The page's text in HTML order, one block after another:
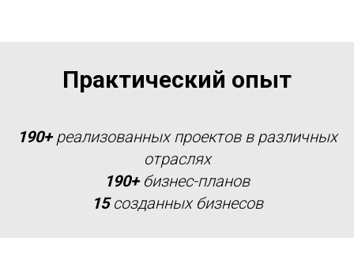
Практический опыт
190+реализованных проектов в различных
отраслях
190+бизнес-планов
15созданных бизнесов